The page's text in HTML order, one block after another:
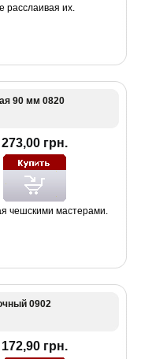
расслаивая их.
90 мм 0820
273,00 грн.
чешскими мастерами.
0902
172,90 грн.